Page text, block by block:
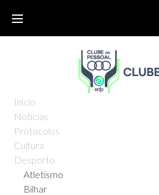
Início
Notícias
Protocolos
Cultura
Desporto
Atletismo
Bilhar